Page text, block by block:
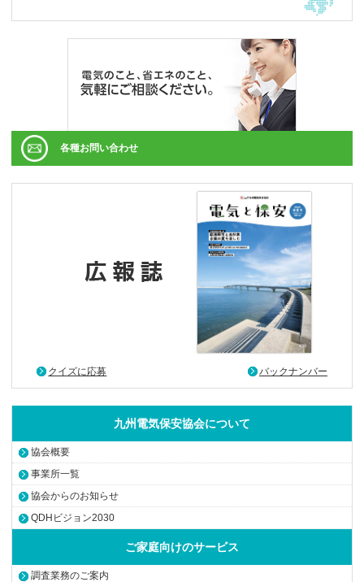
各種お問い合わせ
クイズに応募 バックナンバー
九州電気保安協会について
協会概要
事業所一覧
協会からのお知らせ
QDHビジョン2030
ご家庭向けのサービス
調査業務のご案内